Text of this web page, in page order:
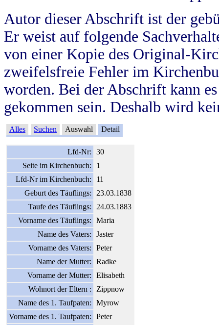
Autor dieser Abschrift ist der
Er weist auf folgende
von einer Kopie des Original-
zweifelsfreie Fehler im
worden. Bei der Abschrift kann
gekommen sein. Deshalb wird
Alles Suchen Auswahl Detail
Lfd-Nr:
30
Seite im Kirchenbuch:
1
Lfd-Nr im Kirchenbuch:
11
Geburt des Täuflings:
23.03.1838
Taufe des Täuflings:
24.03.1883
Vorname des Täuflings:
Maria
Name des Vaters:
Jaster
Vorname des Vaters:
Peter
Name der Mutter:
Radke
Vorname der Mutter:
Elisabeth
Wohnort der Eltern :
Zippnow
Name des 1. Taufpaten:
Myrow
Vorname des 1. Taufpaten:
Peter